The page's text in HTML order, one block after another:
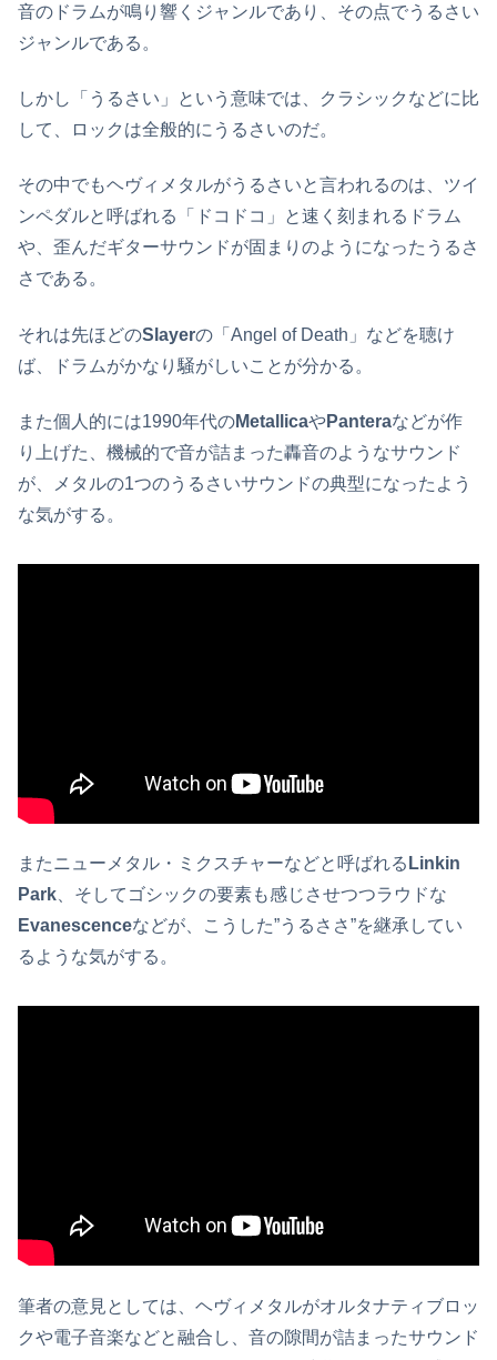
音のドラムが鳴り響くジャンルであり、その点でうるさい
ジャンルである。
しかし「うるさい」という意味では、クラシックなどに比
して、ロックは全般的にうるさいのだ。
その中でもヘヴィメタルがうるさいと言われるのは、ツイ
ンペダルと呼ばれる「ドコドコ」と速く刻まれるドラム
や、歪んだギターサウンドが固まりのようになったうるさ
さである。
それは先ほどのSlayerの「Angel of Death」などを聴け
ば、ドラムがかなり騒がしいことが分かる。
また個人的には1990年代のMetallicaやPanteraなどが作
り上げた、機械的で音が詰まった轟音のようなサウンド
が、メタルの1つのうるさいサウンドの典型になったよう
な気がする。
またニューメタル・ミクスチャーなどと呼ばれる Linkin
Park、そしてゴシックの要素も感じさせつつラウドな
Evanescenceなどが、こうした”うるささ”を継承してい
るような気がする。
筆者の意見としては、ヘヴィメタルがオルタナティブロッ
クや電子音楽などと融合し、音の隙間が詰まったサウンド